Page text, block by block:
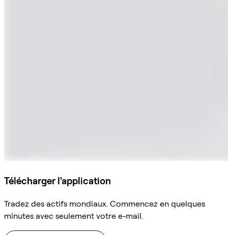
Télécharger l'application
Tradez des actifs mondiaux. Commencez en quelques
minutes avec seulement votre e-mail.